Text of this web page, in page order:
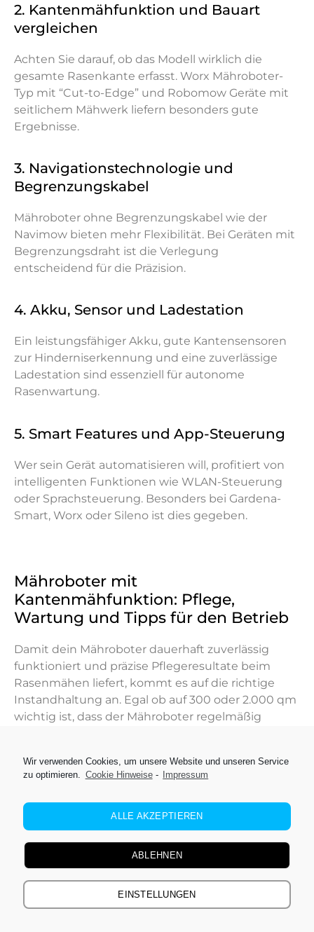
2. Kantenmähfunktion und Bauart
vergleichen
Achten Sie darauf, ob das Modell wirklich die
gesamte Rasenkante erfasst. Worx Mähroboter-
Typ mit “Cut-to-Edge” und Robomow Geräte mit
seitlichem Mähwerk liefern besonders gute
Ergebnisse.
3. Navigationstechnologie und
Begrenzungskabel
Mähroboter ohne Begrenzungskabel wie der
Navimow bieten mehr Flexibilität. Bei Geräten mit
Begrenzungsdraht ist die Verlegung
entscheidend für die Präzision.
4. Akku, Sensor und Ladestation
Ein leistungsfähiger Akku, gute Kantensensoren
zur Hinderniserkennung und eine zuverlässige
Ladestation sind essenziell für autonome
Rasenwartung.
5. Smart Features und App-Steuerung
Wer sein Gerät automatisieren will, profitiert von
intelligenten Funktionen wie WLAN-Steuerung
oder Sprachsteuerung. Besonders bei Gardena-
Smart, Worx oder Sileno ist dies gegeben.
Mähroboter mit
Kantenmähfunktion: Pflege,
Wartung und Tipps für den Betrieb
Damit dein Mähroboter dauerhaft zuverlässig
funktioniert und präzise Pflegeresultate beim
Rasenmähen liefert, kommt es auf die richtige
Instandhaltung an. Egal ob auf 300 oder 2.000 qm
wichtig ist, dass der Mähroboter regelmäßig
Hier findest du einfache Tipps, mit denen du
Laufzeit, Steuerung und Schnittergebnis
Thema Beschreibung
Regelmäßige
Entferne den Schmutz und
überprüfe die
Schneidmesser.
Wir verwenden Cookies, um unsere Website und unseren Service
zu optimieren. Cookie Hinweise- Impressum
ALLE AKZEPTIEREN
ABLEHNEN
EINSTELLUNGEN